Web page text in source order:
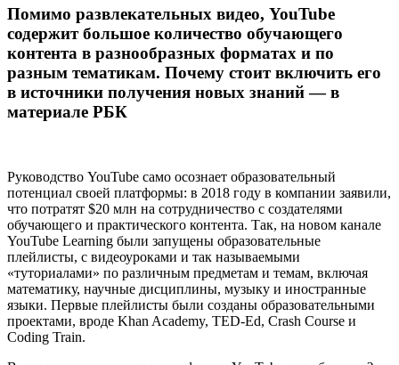
Помимо развлекательных видео, YouTube
содержит большое количество обучающего
контента в разнообразных форматах и по
разным тематикам. Почему стоит включить его
в источники получения новых знаний — в
материале РБК
Руководство YouTube само осознает образовательный
потенциал своей платформы: в 2018 году в компании заявили,
что потратят $20 млн на сотрудничество с создателями
обучающего и практического контента. Так, на новом канале
YouTube Learning были запущены образовательные
плейлисты, с видеоуроками и так называемыми
«туториалами» по различным предметам и темам, включая
математику, научные дисциплины, музыку и иностранные
языки. Первые плейлисты были созданы образовательными
проектами, вроде Khan Academy, TED-Ed, Crash Course и
Coding Train.